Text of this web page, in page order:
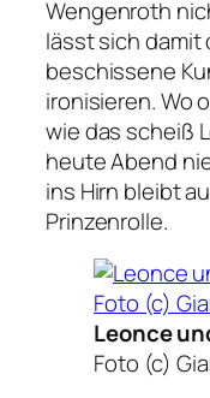
Wengenroth
lässt sich damit
beschissene
ironisieren. Wo
wie das scheiß
heute Abend
ins Hirn bleibt
Prinzenrolle.
Leonce
Foto (c)